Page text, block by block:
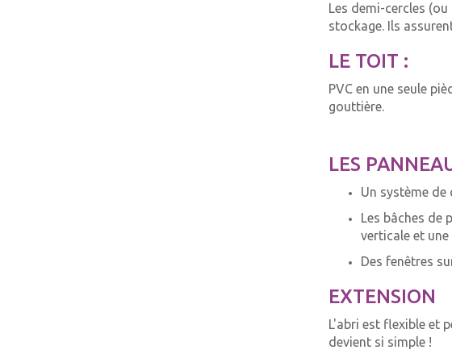
Les demi-cercles
stockage. Ils
LE TOIT :
PVC en une seule
gouttière.
LES
Un système de
Les bâches de
verticale et
Des fenêtres
EXTENSION
L'abri est flexible et
devient si simple !